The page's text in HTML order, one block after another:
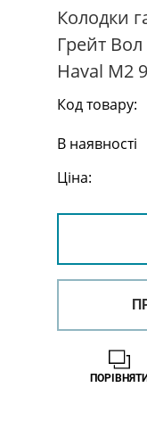
Колодки
Грейт
Haval M2
Код товару:
В наявності
Ціна:
ПОРІВНЯТИ